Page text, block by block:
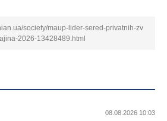
society/maup-lider-sered-privatnih-zv
2026-13428489.html
08.08.2026 10:03